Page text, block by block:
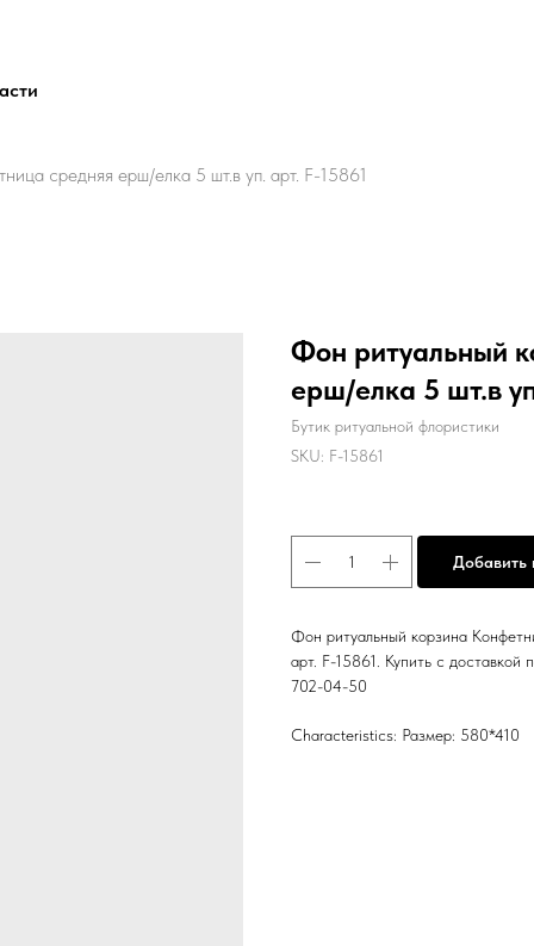
средняя ерш/елка 5 шт.в уп. арт. F-15861
Фон ритуальный
ерш/елка 5 шт.в
Бутик ритуальной флористики
SKU: F-15861
Добавить
Фон ритуальный корзина
арт. F-15861. Купить с доставкой
702-04-50
Characteristics: Размер: 580*410